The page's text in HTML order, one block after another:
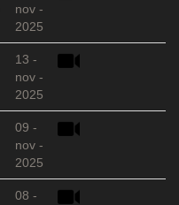
nov -
2025
13 -
nov -
2025
09 -
nov -
2025
08 -